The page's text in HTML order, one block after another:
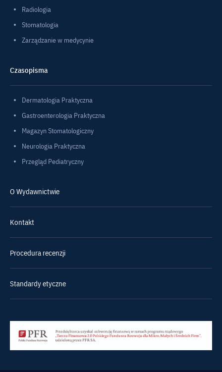
Radiologia
Stomatologia
Zarządzanie w medycynie
Czasopisma
Dermatologia Praktyczna
Gastroenterologia Praktyczna
Magazyn Stomatologiczny
Neurologia Praktyczna
Przegląd Pediatryczny
O Wydawnictwie
Kontakt
Procedura recenzji
Standardy etyczne